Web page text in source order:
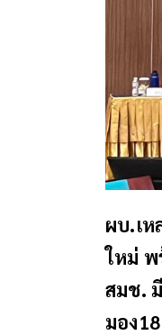
ผบ.เ
ใหม่ พ
สมช.
มอง